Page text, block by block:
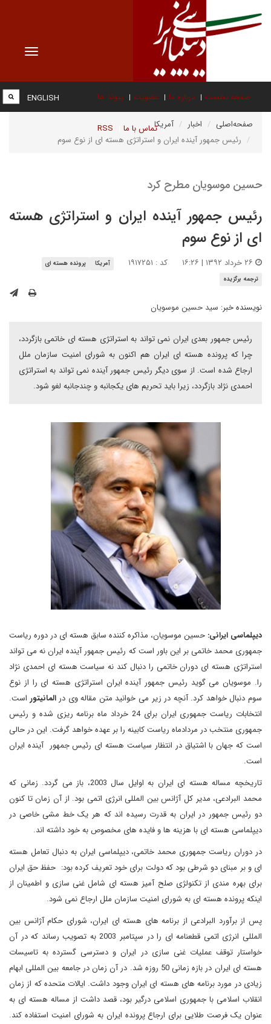
Toggle
صفحه نخست درباره ما عضویت پیوند ها
تماس با ما RSS
ENGLISH
صفحه‌اصلی اخبار
آمریکا
رئیس جمهور آینده ایران و استراتژی هسته ای از نوع سوم
حسین موسویان مطرح کرد
رئیس جمهور آینده ایران و استراتژی هسته
ای از نوع سوم
کد : ۱۹۱۷۲۵۱ آمریکا
پرونده هسته ای
ترجمه برگزیده
نویسنده خبر: سید حسین موسویان
رئیس جمهور بعدی ایران نمی تواند به استراتژی هسته ای خاتمی بازگردد،
چرا که پرونده هسته ای ایران هم اکنون به شورای امنیت سازمان ملل
ارجاع شده است. از سوی دیگر رئیس جمهور آینده نمی تواند به استراتژی
احمدی نژاد بازگردد، زیرا باید تحریم های یکجانبه و چندجانبه لغو شود.
دیپلماسی ایرانی: حسین موسویان، مذاکره کننده سابق هسته ای در دوره ریاست
جمهوری محمد خاتمی بر این باور است که رئیس جمهور آینده ایران نه می تواند
استراتژی هسته ای دوران خاتمی را دنبال کند نه سیاست هسته ای احمدی نژاد
را. موسویان می گوید رئیس جمهور آینده ایران استراتژی هسته ای را از نوع
سوم دنبال خواهد کرد. آنچه در زیر می خوانید متن مقاله وی در المانیتور است.
انتخابات ریاست جمهوری ایران برای 24 خرداد ماه برنامه ریزی شده و رئیس
جمهوری منتخب در مردادماه ریاست کابینه را بر عهده خواهد گرفت. این در حالی
است که جهان با اشتیاق در انتظار سیاست هسته ای رئیس جمهور آینده ایران
است.
تاریخچه مساله هسته ای ایران به اوایل سال 2003، باز می گردد. زمانی که
محمد البرادعی، مدیر کل آژانس بین المللی انرژی اتمی بود. از آن زمان تا کنون
دو رئیس جمهور در ایران به قدرت رسیده اند که هر یک خط مشی خاصی در
دیپلماسی هسته ای با هزینه ها و فایده های مخصوص به خود داشته اند.
در دوران ریاست جمهوری محمد خاتمی، دیپلماسی ایران به دنبال تعامل هسته
ای و بر مبنای دو شرطی بود که دولت برای خود تعریف کرده بود: حفظ حق ایران
برای بهره مندی از تکنولژی صلح آمیز هسته ای شامل غنی سازی و اطمینان از
اینکه پرونده هسته ای به شورای امنیت سازمان ملل ارجاع نمی شود.
پس از برآورد البرادعی از برنامه های هسته ای ایران، شورای حکام آژانس بین
المللی انرژی اتمی قطعنامه ای را در سپتامبر 2003 به تصویب رساند که در آن
خواستار توقف عملیات غنی سازی در ایران و دسترسی گسترده به تاسیسات
هسته ای ایران در بازه زمانی 50 روزه شد. در آن زمان در جامعه بین المللی ابهام
زیادی در مورد برنامه های هسته ای ایران وجود داشت. ایالات متحده که از زمان
انقلاب اسلامی با جمهوری اسلامی درگیر بود، قصد داشت از مساله هسته ای به
عنوان یک فرصت طلایی برای ارجاع پرونده ایران به شورای امنیت استفاده کند.